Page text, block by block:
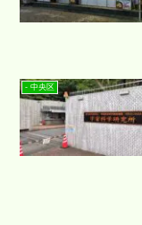
- 中央区